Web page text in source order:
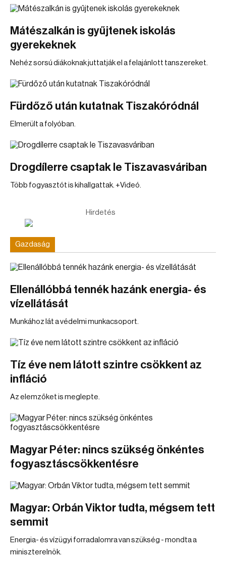
Mátészalkán is gyűjtenek iskolás
gyerekeknek
Nehéz sorsú diákoknak juttatják el a felajánlott tanszereket.
Fürdőző után kutatnak Tiszakóródnál
Elmerült a folyóban.
Drogdílerre csaptak le Tiszavasváriban
Több fogyasztót is kihallgattak. +Videó.
Hirdetés
Gazdaság
Ellenállóbbá tennék hazánk energia- és
vízellátását
Munkához lát a védelmi munkacsoport.
Tíz éve nem látott szintre csökkent az
infláció
Az elemzőket is meglepte.
Magyar Péter: nincs szükség önkéntes
fogyasztáscsökkentésre
Magyar: Orbán Viktor tudta, mégsem tett
semmit
Energia- és vízügyi forradalomra van szükség - mondta a
miniszterelnök.